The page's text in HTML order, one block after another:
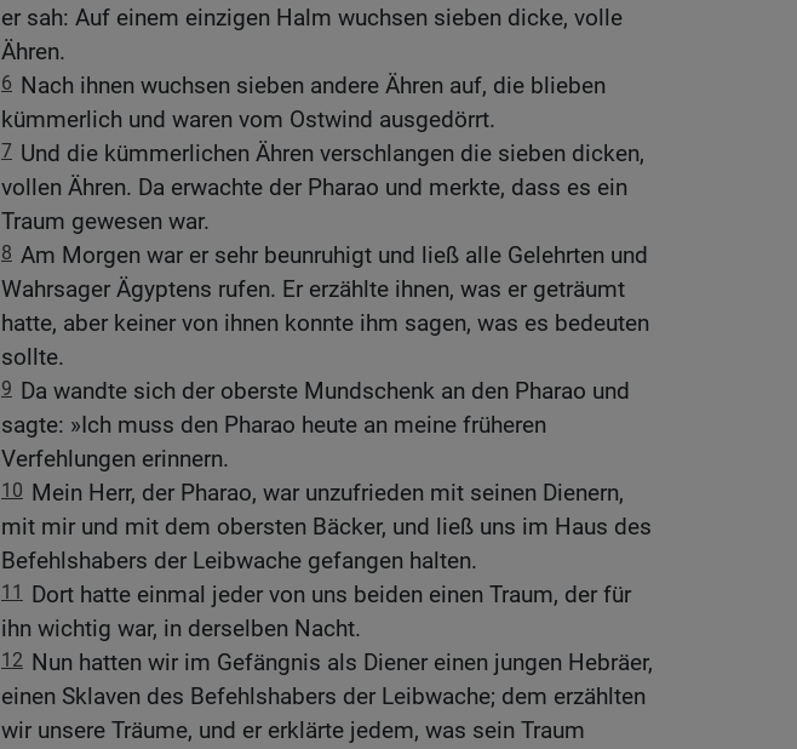
er sah: Auf einem einzigen Halm wuchsen sieben dicke, volle
Ähren.
6 Nach ihnen wuchsen sieben andere Ähren auf, die blieben
kümmerlich und waren vom Ostwind ausgedörrt.
7 Und die kümmerlichen Ähren verschlangen die sieben dicken,
vollen Ähren. Da erwachte der Pharao und merkte, dass es ein
Traum gewesen war.
8 Am Morgen war er sehr beunruhigt und ließ alle Gelehrten und
Wahrsager Ägyptens rufen. Er erzählte ihnen, was er geträumt
hatte, aber keiner von ihnen konnte ihm sagen, was es bedeuten
sollte.
9 Da wandte sich der oberste Mundschenk an den Pharao und
sagte: »Ich muss den Pharao heute an meine früheren
Verfehlungen erinnern.
10 Mein Herr, der Pharao, war unzufrieden mit seinen Dienern,
mit mir und mit dem obersten Bäcker, und ließ uns im Haus des
Befehlshabers der Leibwache gefangen halten.
11
Dort hatte einmal jeder von uns beiden einen Traum, der für
ihn wichtig war, in derselben Nacht.
12 Nun hatten wir im Gefängnis als Diener einen jungen Hebräer,
einen Sklaven des Befehlshabers der Leibwache; dem erzählten
wir unsere Träume, und er erklärte jedem, was sein Traum